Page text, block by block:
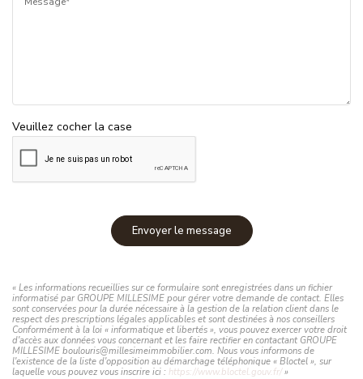
Veuillez cocher la case
Envoyer le message
« Les informations recueillies sur ce formulaire sont enregistrées dans un fichier
informatisé par GROUPE MILLESIME pour gérer votre demande de contact. Elles
sont conservées pour la durée nécessaire à la gestion de la relation client dans le
respect des prescriptions légales applicables et sont destinées à nos conseillers
Conformément à la loi « informatique et libertés », vous pouvez exercer votre droit
d'accès aux données vous concernant et les faire rectifier en contactant GROUPE
MILLESIME boulouris@millesimeimmobilier.com. Nous vous informons de
l'existence de la liste d'opposition au démarchage téléphonique « Bloctel », sur
laquelle vous pouvez vous inscrire ici : https://www.bloctel.gouv.fr/»